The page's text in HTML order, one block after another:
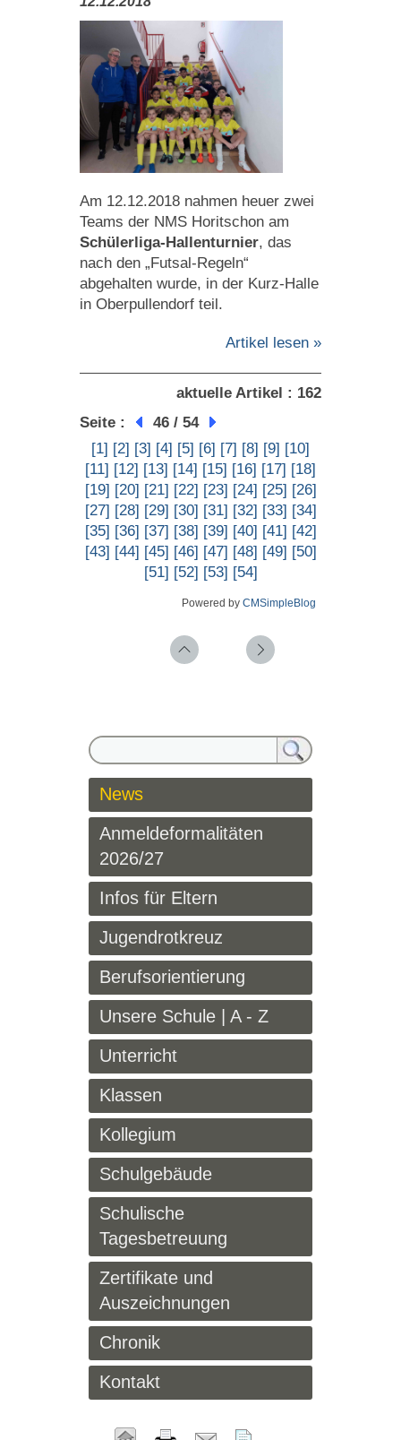
Am 12.12.2018 nahmen heuer zwei
Teams der NMS Horitschon am
Schülerliga-Hallenturnier, das
nach den „Futsal-Regeln“
abgehalten wurde, in der Kurz-Halle
in Oberpullendorf teil.
Artikel lesen »
aktuelle Artikel : 162
Seite :
46 / 54
[1] [2] [3] [4] [5] [6] [7] [8] [9] [10]
[11] [12] [13] [14] [15] [16] [17] [18]
[19] [20] [21] [22] [23] [24] [25] [26]
[27] [28] [29] [30] [31] [32] [33] [34]
[35] [36] [37] [38] [39] [40] [41] [42]
[43] [44] [45] [46] [47] [48] [49] [50]
[51] [52] [53] [54]
Powered by CMSimpleBlog
News
Anmeldeformalitäten
2026/27
Infos für Eltern
Jugendrotkreuz
Berufsorientierung
Unsere Schule | A - Z
Unterricht
Klassen
Kollegium
Schulgebäude
Schulische
Tagesbetreuung
Zertifikate und
Auszeichnungen
Chronik
Kontakt